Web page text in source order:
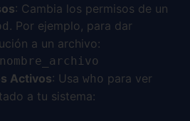
: Cambia los permisos de un
. Por ejemplo, para dar
a un archivo:
Activos: Usa who para ver
a tu sistema: